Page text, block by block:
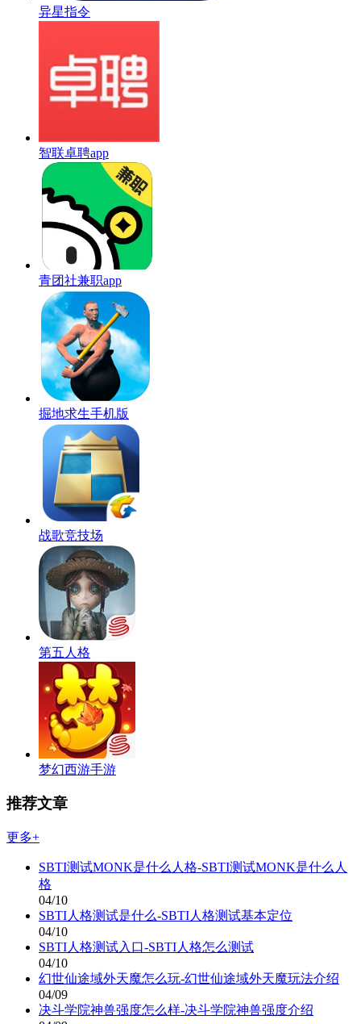
异星指令
智联卓聘app
青团社兼职app
掘地求生手机版
战歌竞技场
第五人格
梦幻西游手游
推荐文章
更多+
SBTI测试MONK是什么人格-SBTI测试MONK是什么人
格
04/10
SBTI人格测试是什么-SBTI人格测试基本定位
04/10
SBTI人格测试入口-SBTI人格怎么测试
04/10
幻世仙途域外天魔怎么玩-幻世仙途域外天魔玩法介绍
04/09
决斗学院神兽强度怎么样-决斗学院神兽强度介绍